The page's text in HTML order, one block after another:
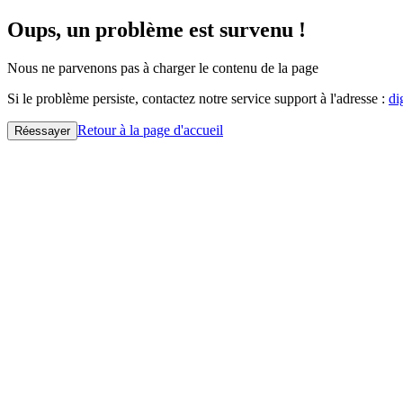
Oups, un problème est survenu !
Nous ne parvenons pas à charger le contenu de la page
Si le problème persiste, contactez notre service support à l'adresse :
Réessayer Retour à la page d'accueil